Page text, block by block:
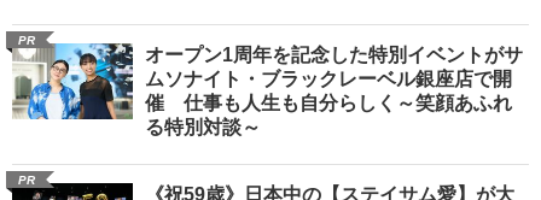
PR
オープン1周年を記念した特別イベントがサ
ムソナイト・ブラックレーベル銀座店で開
催 仕事も人生も自分らしく～笑顔あふれ
る特別対談～
PR
《祝59歳》日本中の【ステイサム愛】が大